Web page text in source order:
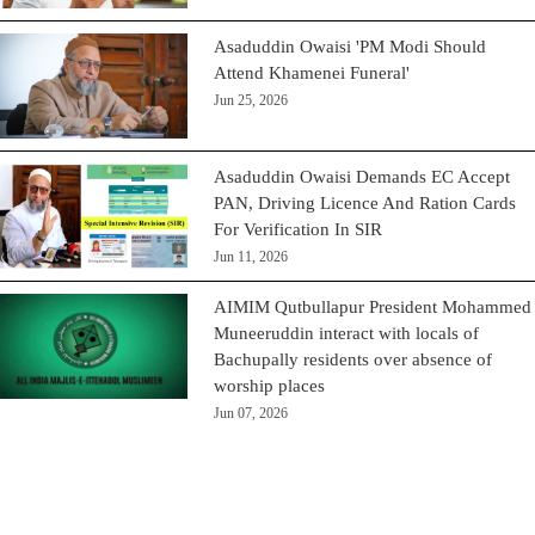
Asaduddin Owaisi 'PM Modi Should
Attend Khamenei Funeral'
Jun 25, 2026
Asaduddin Owaisi Demands EC Accept
PAN, Driving Licence And Ration Cards
For Verification In SIR
Jun 11, 2026
AIMIM Qutbullapur President Mohammed
Muneeruddin interact with locals of
Bachupally residents over absence of
worship places
Jun 07, 2026